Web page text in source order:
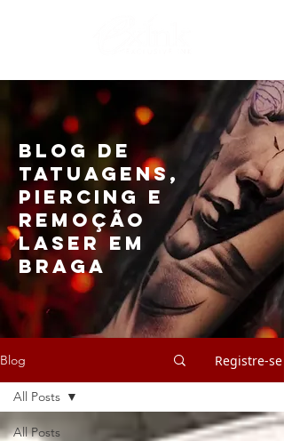
Blog de
Tatuagens,
Piercing e
Remoção
Laser em
Braga
Blog Registre-se
All Posts
All Posts